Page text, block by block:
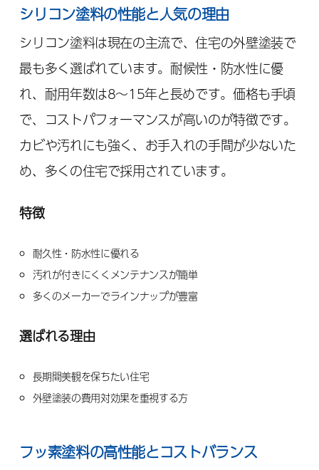
シリコン塗料の性能と人気の理由
シリコン塗料は現在の主流で、住宅の外壁塗装で
最も多く選ばれています。耐候性・防水性に優
れ、耐用年数は8～15年と長めです。価格も手頃
で、コストパフォーマンスが高いのが特徴です。
カビや汚れにも強く、お手入れの手間が少ないた
め、多くの住宅で採用されています。
特徴
耐久性・防水性に優れる
汚れが付きにくくメンテナンスが簡単
多くのメーカーでラインナップが豊富
選ばれる理由
長期間美観を保ちたい住宅
外壁塗装の費用対効果を重視する方
フッ素塗料の高性能とコストバランス